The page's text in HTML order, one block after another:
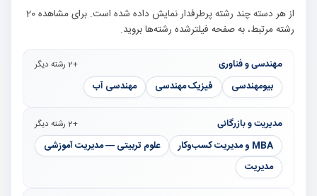
از هر دسته چند رشته پرطرفدار نمایش داده شده است. برای مشاهده 20
رشته مرتبط، به صفحه فیلترشده رشته‌ها بروید.
مهندسی و فناوری +2 رشته دیگر
بیومهندسی فیزیک مهندسی مهندسی آب
مدیریت و بازرگانی +2 رشته دیگر
MBA و مدیریت کسب‌وکار
علوم تربیتی — مدیریت آموزشی
مدیریت